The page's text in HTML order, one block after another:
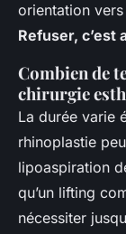
orientation
Refuser, c’est
Combien de
chirurgie
La durée varie
rhinoplastie
lipoaspiration
qu’un lifting
nécessiter